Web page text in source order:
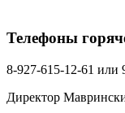
Телефоны
8-927-615-12-61 или
Директор